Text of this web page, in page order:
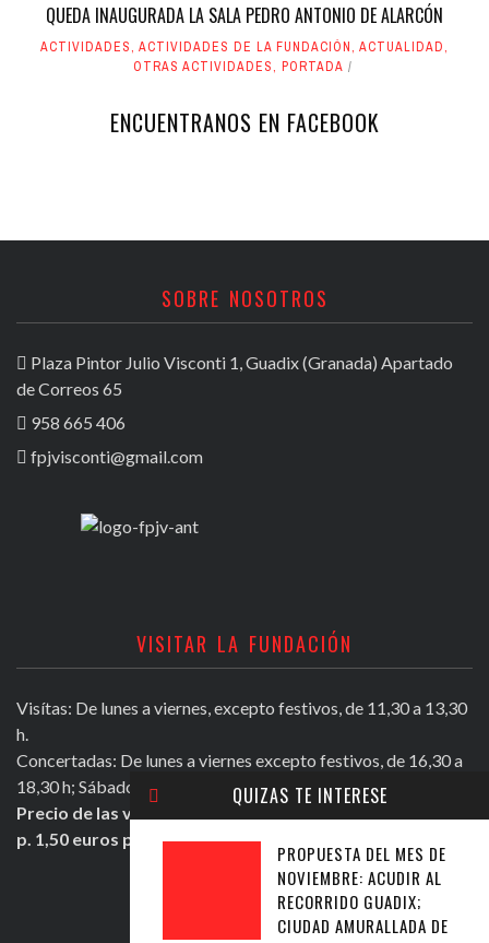
QUEDA INAUGURADA LA SALA PEDRO ANTONIO DE ALARCÓN
ACTIVIDADES, ACTIVIDADES DE LA FUNDACIÓN, ACTUALIDAD,
OTRAS ACTIVIDADES, PORTADA
QUIZAS TE INTERESE
PROPUESTA DEL MES DE
NOVIEMBRE: ACUDIR AL
RECORRIDO GUADIX;
CIUDAD AMURALLADA DE
ENCUENTRANOS EN FACEBOOK
SOBRE NOSOTROS
Plaza Pintor Julio Visconti 1, Guadix (Granada) Apartado
de Correos 65
958 665 406
fpjvisconti@gmail.com
VISITAR LA FUNDACIÓN
Visítas: De lunes a viernes, excepto festivos, de 11,30 a 13,30
h.
Concertadas: De lunes a viernes excepto festivos, de 16,30 a
18,30 h; Sábados mañana de 11,30 a 13,30 h.
Precio de las visitas: Individual 2 euros. Grupos + de 10
p. 1,50 euros persona.
ULTIMOS TWEETS